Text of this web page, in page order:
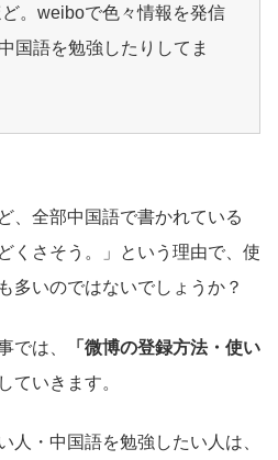
。weiboで色々情報を発信
国語を勉強したりしてま
、全部中国語で書かれている
くさそう。」という理由で、使
多いのではないでしょうか？
では、
「微博の登録方法・使い
ていきます。
人・中国語を勉強したい人は、